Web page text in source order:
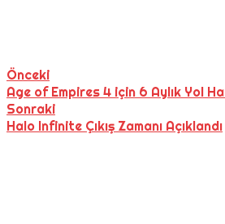
Önceki
Age of Empires 4 için 6 Aylık Yol
Sonraki
Halo Infinite Çıkış Zamanı Açıklandı